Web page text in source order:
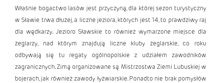
Właśnie bogactwo lasów jest przyczyną, dla której sezon turystyczny
w Sławie trwa dłużej, a liczne jeziora, których jest 14, to prawdziwy raj
dla wędkarzy. Jezioro Sławskie to również wymarzone miejsce dla
żeglarzy, nad którym znajdują liczne kluby żeglarskie, co roku
odbywają się tu regaty ogólnopolskie z udziałem zawodników
zagranicznych. Zimą organizowane są Mistrzostwa Ziemi Lubuskiej w
bojerach, jak również zawody łyżwiarskie. Ponadto nie brak pomysłów